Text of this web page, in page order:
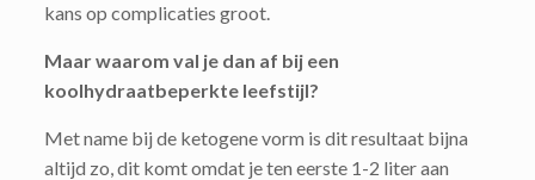
kans op complicaties groot.
Maar waarom val je dan af bij een
koolhydraatbeperkte leefstijl?
Met name bij de ketogene vorm is dit resultaat bijna
altijd zo, dit komt omdat je ten eerste 1-2 liter aan